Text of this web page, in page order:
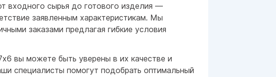
входного сырья до готового изделия —
заявленным характеристикам. Мы
заказами предлагая гибкие условия
вы можете быть уверены в их качестве и
специалисты помогут подобрать оптимальный